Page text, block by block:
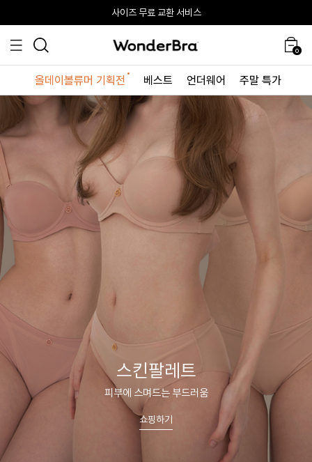
사이즈 무료 교환 서비스
올데이볼류머 기획전최대 10% 할인 쿠폰 + 사은품 증정
사이즈 무료 교환 서비스
올데이볼류머 기획전
0
올데이볼류머 기획전 베스트 언더웨어 주말 특가
스킨팔레트
피부에 스며드는 부드러움
쇼핑하기